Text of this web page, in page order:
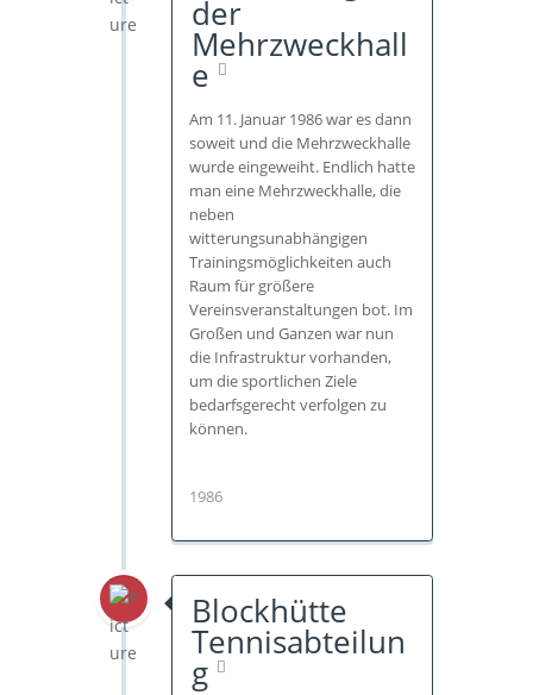
der
Mehrzweckhall
e
Am 11. Januar 1986 war es dann
soweit und die Mehrzweckhalle
wurde eingeweiht. Endlich hatte
man eine Mehrzweckhalle, die
neben
witterungsunabhängigen
Trainingsmöglichkeiten auch
Raum für größere
Vereinsveranstaltungen bot. Im
Großen und Ganzen war nun
die Infrastruktur vorhanden,
um die sportlichen Ziele
bedarfsgerecht verfolgen zu
können.
1986
Blockhütte
Tennisabteilun
g